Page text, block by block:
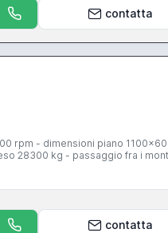
contatta
rpm - dimensioni piano
28300 kg - passaggio fra i
contatta